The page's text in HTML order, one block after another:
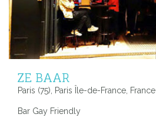
ZE BAAR
Paris (75), Paris Île-de-France, France
Bar Gay Friendly